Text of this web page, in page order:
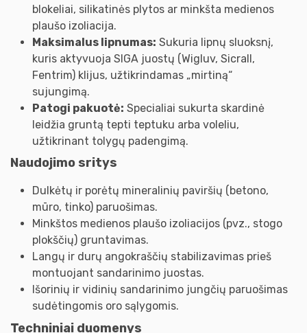
blokeliai, silikatinės plytos ar minkšta medienos
plaušo izoliacija.
Maksimalus lipnumas: Sukuria lipnų sluoksnį,
kuris aktyvuoja SIGA juostų (Wigluv, Sicrall,
Fentrim) klijus, užtikrindamas „mirtiną“
sujungimą.
Patogi pakuotė: Specialiai sukurta skardinė
leidžia gruntą tepti teptuku arba voleliu,
užtikrinant tolygų padengimą.
Naudojimo sritys
Dulkėtų ir porėtų mineralinių paviršių (betono,
mūro, tinko) paruošimas.
Minkštos medienos plaušo izoliacijos (pvz., stogo
plokščių) gruntavimas.
Langų ir durų angokraščių stabilizavimas prieš
montuojant sandarinimo juostas.
Išorinių ir vidinių sandarinimo jungčių paruošimas
sudėtingomis oro sąlygomis.
Techniniai duomenys